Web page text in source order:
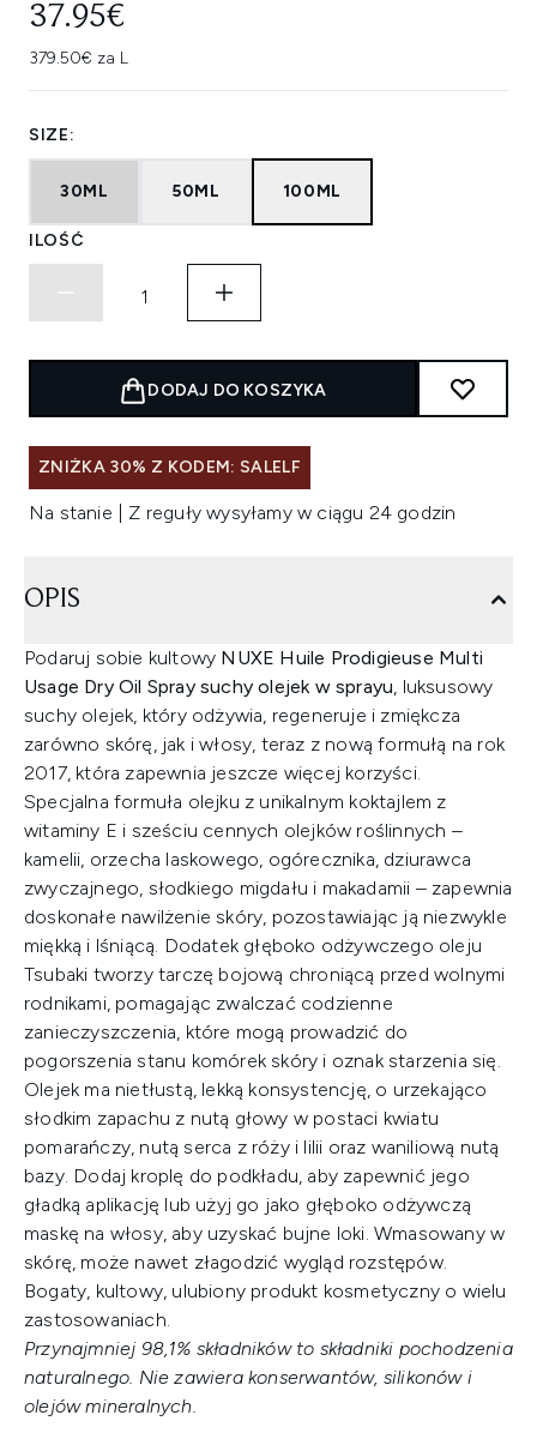
37.95€
379.50€ za L
SIZE:
30ML 50ML 100ML
ILOŚĆ
DODAJ DO KOSZYKA
ZNIŻKA 30% Z KODEM: SALELF
Na stanie | Z reguły wysyłamy w ciągu 24 godzin
OPIS
Podaruj sobie kultowy NUXE Huile Prodigieuse Multi
Usage Dry Oil Spray suchy olejek w sprayu, luksusowy
suchy olejek, który odżywia, regeneruje i zmiękcza
zarówno skórę, jak i włosy, teraz z nową formułą na rok
2017, która zapewnia jeszcze więcej korzyści.
Specjalna formuła olejku z unikalnym koktajlem z
witaminy E i sześciu cennych olejków roślinnych –
kamelii, orzecha laskowego, ogórecznika, dziurawca
zwyczajnego, słodkiego migdału i makadamii – zapewnia
doskonałe nawilżenie skóry, pozostawiając ją niezwykle
miękką i lśniącą. Dodatek głęboko odżywczego oleju
Tsubaki tworzy tarczę bojową chroniącą przed wolnymi
rodnikami, pomagając zwalczać codzienne
zanieczyszczenia, które mogą prowadzić do
pogorszenia stanu komórek skóry i oznak starzenia się.
Olejek ma nietłustą, lekką konsystencję, o urzekająco
słodkim zapachu z nutą głowy w postaci kwiatu
pomarańczy, nutą serca z róży i lilii oraz waniliową nutą
bazy. Dodaj kroplę do podkładu, aby zapewnić jego
gładką aplikację lub użyj go jako głęboko odżywczą
maskę na włosy, aby uzyskać bujne loki. Wmasowany w
skórę, może nawet złagodzić wygląd rozstępów.
Bogaty, kultowy, ulubiony produkt kosmetyczny o wielu
zastosowaniach.
Przynajmniej 98,1% składników to składniki pochodzenia
naturalnego. Nie zawiera konserwantów, silikonów i
olejów mineralnych.